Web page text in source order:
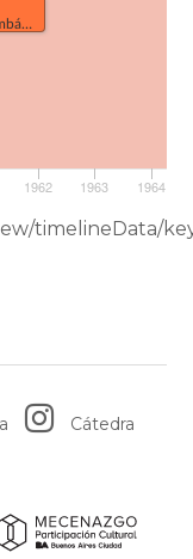
1962 1963 1964
timelineData/
Cátedra